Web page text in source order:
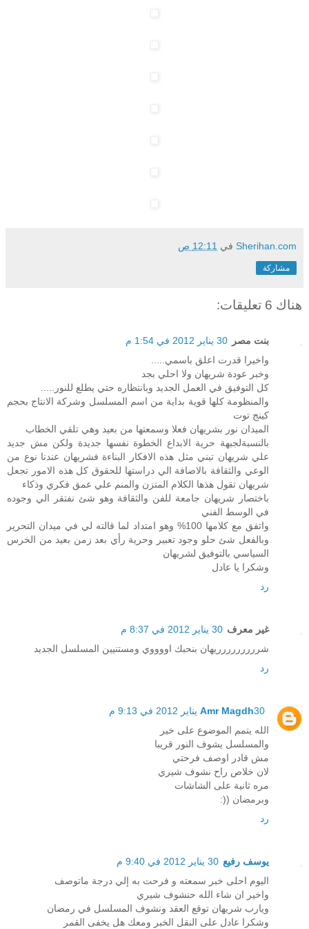
Sherihan.com في 12:11 ص
مشاركة
هناك 6 تعليقات:
بنت مصر
30 يناير 2012 في 1:54 م
واخيرا قدرت اعلق باسمي.....
وخبر عودة شريهان ولا احلي بجد
كل التوفيق في العمل الجديد وبانتظاره حتي يطلع للنور.....
والمنظومة كلها قوية بداية من اسم المسلسل وشركة الانتاج بحجم
كينج توت
الميدان نور بشريهان فعلا وسمعتها من بعيد وهي تلقي الخطاب
بالنسبةلجبهة حرية الابداع الخطوة نفسها جديدة ولكن مش جديد
علي شريهان تبني مثل هذه الافكار البناءة فشريهان عندنا نوع من
الوعي والثقافة بالاضافة الي دراستها للحقوق كل هذه الامور تجعل
شريهان تقول هذها الكلام المتزن والمنم علي عمق فكري وذكاء
باختصار شريهان جامعة للفن والثقافة وهو شئ نفتقر الي وجوده
في الوسط الفني
واتفق مع كلامها 100% وهو امتداد لما قالته لي في ميدان التحرير
وبالفعل شئ حلو وجود تعبير وحرية رأي بعد زمن بعيد من الخرس
السياسي بالتوفيق لشريهان
وشكرا يا عادل
رد
غير معرف 30 يناير 2012 في 8:37 م
شررررررررريهان بنحبك اووووي ومستنيين المسلسل الجديد
رد
Amr Magdh30 يناير 2012 في 9:13 م
الله يتمم الموضوع على خير
والمسلسل يشوف النور قريبا
مش قادر اوصف فرحتي
لان خلاص راح نشوف شيري
مره ثانية على الشاشات
وبرمضان ((:
رد
يوسف رفيع 30 يناير 2012 في 9:40 م
اليوم احلى خبر سمعته و فرحت به إلي درجة ماتوصف
واخير ان شاء الله حنشوف شيري
ويارب شريهان توقع العقد ونشوف المسلسل في رمضان
وشكرا عادل على النقل الخبر ومعك هل يخفى القمر